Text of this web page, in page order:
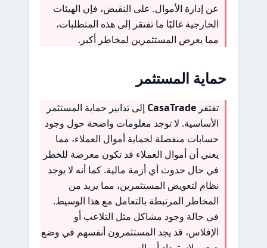
عن إدارة الأموال. على النقيض، فإن الهيئات
الخارجية غالبًا ما تفتقر إلى هذه المتطلبات،
مما يعرض المستثمرين لمخاطر أكبر.
حماية المستثمر
تفتقر CasaTrade إلى تدابير حماية المستثمر
الأساسية. لا توجد معلومات واضحة حول وجود
حسابات منفصلة لحماية أموال العملاء، مما
يعني أن أموال العملاء قد تكون معرضة للخطر
في حال حدوث أي أزمة مالية. كما أنه لا يوجد
نظام لتعويض المستثمرين، مما يزيد من
المخاطر المرتبطة بالتعامل مع هذا الوسيط.
في حالة وجود مشاكل مثل التلاعب أو
الإفلاس، قد يجد المستثمرون أنفسهم في وضع